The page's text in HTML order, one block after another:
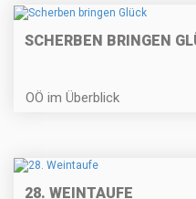
SCHERBEN BRINGEN
OÖ im Überblick
28. WEINTAUFE